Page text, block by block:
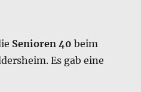
Senioren 40 beim
Es gab eine